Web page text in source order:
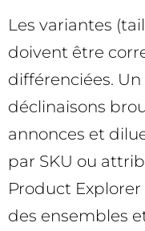
Les variantes
doivent être
différenciées.
déclinaisons
annonces et
par SKU ou
Product
des ensembles